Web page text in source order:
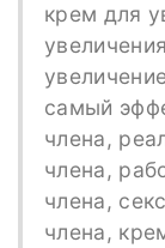
крем для
самый
члена,
члена,
члена,
члена,